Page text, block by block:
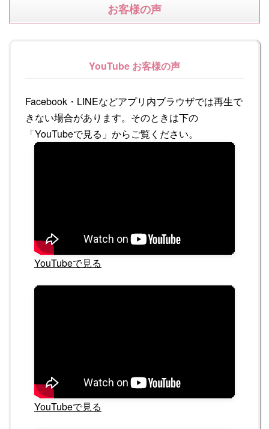
お客様の声
YouTube お客様の声
Facebook・LINEなどアプリ内ブラウザでは再生で
きない場合があります。そのときは下の
「YouTubeで見る」からご覧ください。
YouTubeで見る
YouTubeで見る